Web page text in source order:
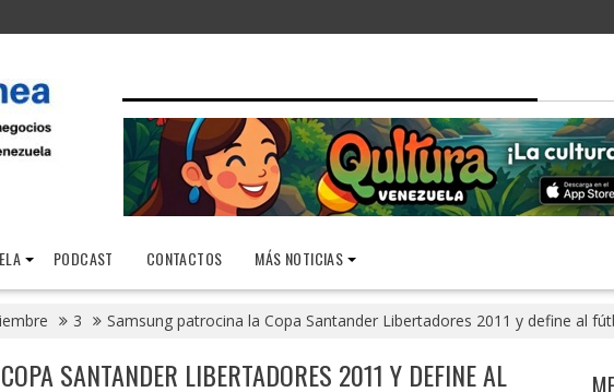
PODCAST CONTACTOS MÁS NOTICIAS
3 Samsung patrocina la Copa Santander Libertadores 2011 y define al
SANTANDER LIBERTADORES 2011 Y DEFINE AL